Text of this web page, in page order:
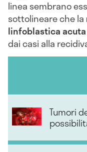
linea sembrano
sottolineare che la
linfoblastica acuta
dai casi alla
Tumori